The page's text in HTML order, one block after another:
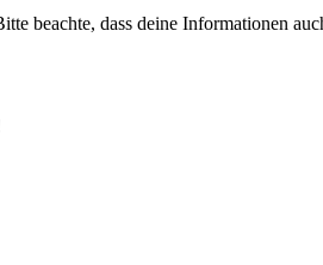
beachte, dass deine Informationen